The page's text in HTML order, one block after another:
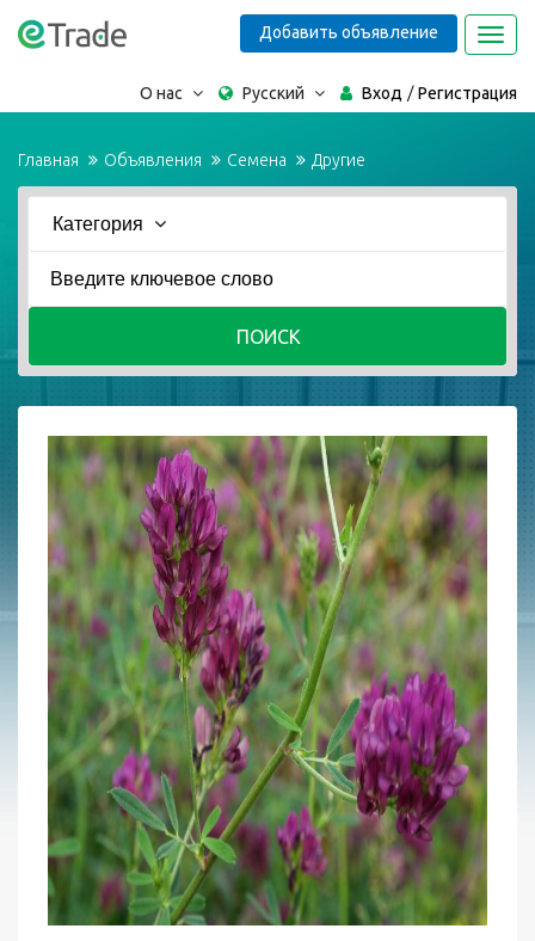
О нас
Русский Вход Регистрация
Добавить объявление
Главная Объявления Семена Другие
Категория
ПОИСК